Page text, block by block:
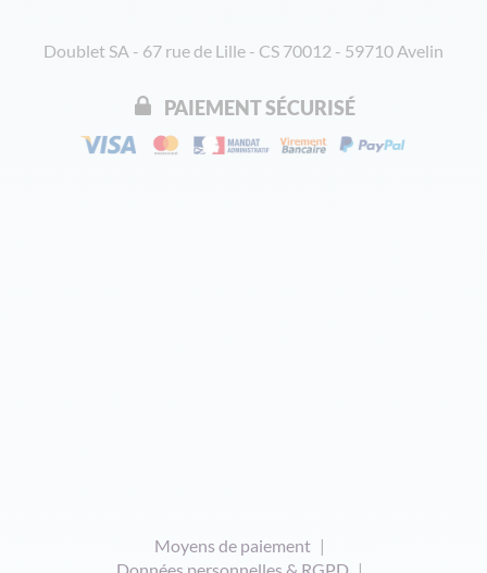
Doublet SA - 67 rue de Lille - CS 70012 - 59710 Avelin
PAIEMENT SÉCURISÉ
Moyens de paiement